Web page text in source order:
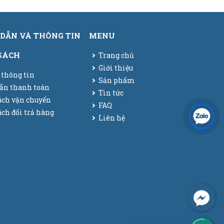
VÀ THÔNG TIN
thông tin
thanh toán
vận chuyển
đổi trả hàng
MENU
Trang chủ
Giới thiệu
Sản phẩm
Tin tức
FAQ
Liên hệ